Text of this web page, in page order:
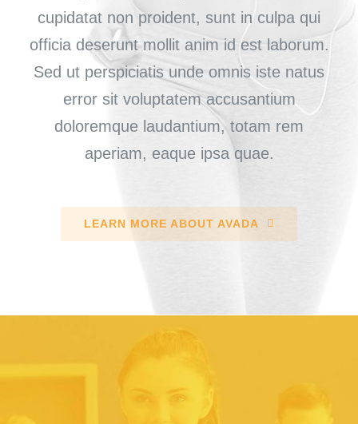
cupidatat non proident, sunt in culpa qui
officia deserunt mollit anim id est laborum.
Sed ut perspiciatis unde omnis iste natus
error sit voluptatem accusantium
doloremque laudantium, totam rem
aperiam, eaque ipsa quae.
LEARN MORE ABOUT AVADA